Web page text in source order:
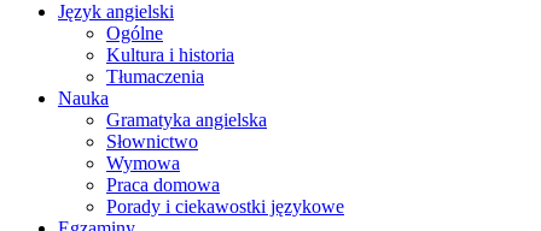
Język angielski
Ogólne
Kultura i historia
Tłumaczenia
Nauka
Gramatyka angielska
Słownictwo
Wymowa
Praca domowa
Porady i ciekawostki językowe